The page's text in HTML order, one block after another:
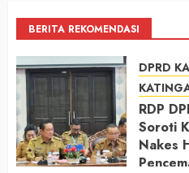
BERITA REKOMENDASI
DPRD
RDP
Soroti
Nakes